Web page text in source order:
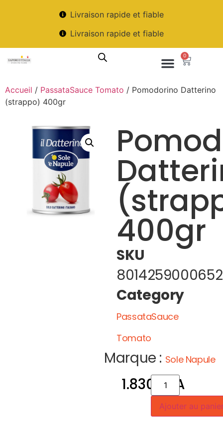
Livraison rapide et fiable
Livraison rapide et fiable
0
Accueil / PassataSauce Tomato / Pomodorino Datterino
(strappo) 400gr
400gr
SKU
8014259000652
Category
PassataSauce
Tomato
Marque : Sole Napule
1.830 CFA
Ajouter au